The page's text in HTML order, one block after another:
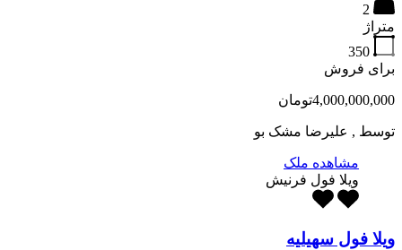
2
متراژ
350
برای فروش
4,000,000,000تومان
توسط , علیرضا مشک بو
مشاهده ملک
ویلا فول فرنیش
ویلا فول سهیلیه